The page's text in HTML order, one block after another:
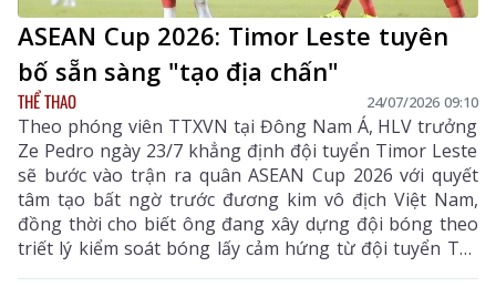
ASEAN Cup 2026: Timor Leste tuyên
bố sẵn sàng "tạo địa chấn"
THỂ THAO 24/07/2026 09:10
Theo phóng viên TTXVN tại Đông Nam Á, HLV trưởng
Ze Pedro ngày 23/7 khẳng định đội tuyển Timor Leste
sẽ bước vào trận ra quân ASEAN Cup 2026 với quyết
tâm tạo bất ngờ trước đương kim vô địch Việt Nam,
đồng thời cho biết ông đang xây dựng đội bóng theo
triết lý kiểm soát bóng lấy cảm hứng từ đội tuyển Tây
Ban Nha, "tân vương" mới lên ngôi ở World Cup 2026.